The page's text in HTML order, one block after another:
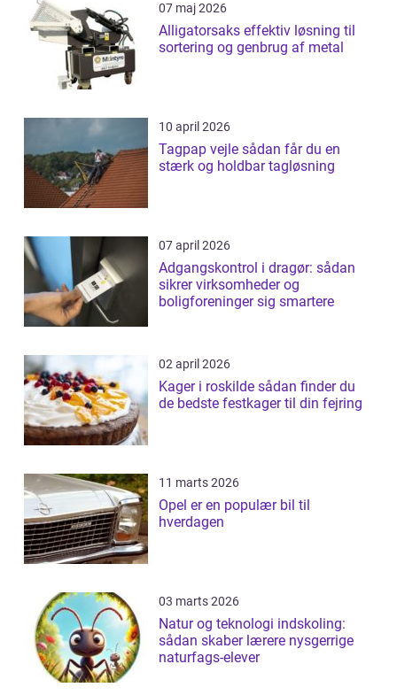
07 maj 2026
Alligatorsaks effektiv løsning til
sortering og genbrug af metal
10 april 2026
Tagpap vejle sådan får du en
stærk og holdbar tagløsning
07 april 2026
Adgangskontrol i dragør: sådan
sikrer virksomheder og
boligforeninger sig smartere
02 april 2026
Kager i roskilde sådan finder du
de bedste festkager til din fejring
11 marts 2026
Opel er en populær bil til
hverdagen
03 marts 2026
Natur og teknologi indskoling:
sådan skaber lærere nysgerrige
naturfags-elever